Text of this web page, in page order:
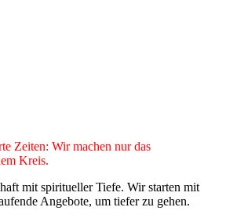
Zeiten: Wir machen nur das
Kreis.
mit spiritueller Tiefe. Wir starten mit
Angebote, um tiefer zu gehen.